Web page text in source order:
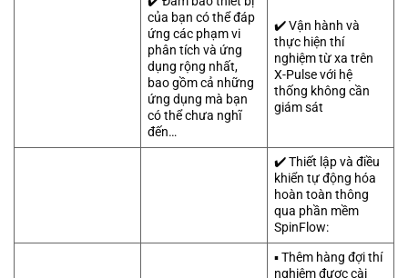
của bạn có thể đáp
ứng các phạm vi
phân tích và ứng
dụng rộng nhất,
bao gồm cả những
ứng dụng mà bạn
có thể chưa nghĩ
đến…
✔️ Vận hành và
thực hiện thí
nghiệm từ xa trên
X-Pulse với hệ
thống không cần
giám sát
✔️ Thiết lập và điều
khiển tự động hóa
hoàn toàn thông
qua phần mềm
SpinFlow:
▪️ Thêm hàng đợi thí
nghiệm được cài